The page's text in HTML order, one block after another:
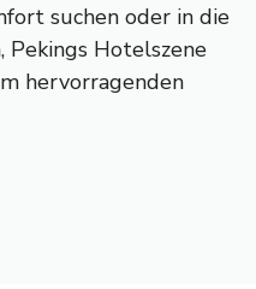
suchen oder in die
Hotelszene
hervorragenden